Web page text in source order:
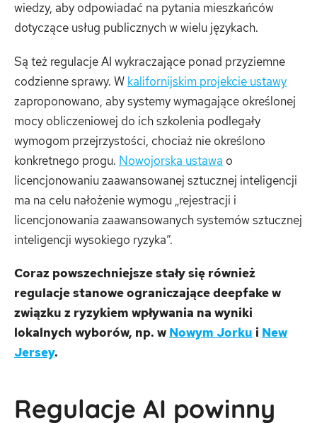
wiedzy, aby odpowiadać na pytania mieszkańców
dotyczące usług publicznych w wielu językach.
Są też regulacje AI wykraczające ponad przyziemne
codzienne sprawy. W kalifornijskim projekcie ustawy
zaproponowano, aby systemy wymagające określonej
mocy obliczeniowej do ich szkolenia podlegały
wymogom przejrzystości, chociaż nie określono
konkretnego progu. Nowojorska ustawa o
licencjonowaniu zaawansowanej sztucznej inteligencji
ma na celu nałożenie wymogu „rejestracji i
licencjonowania zaawansowanych systemów sztucznej
inteligencji wysokiego ryzyka”.
Coraz powszechniejsze stały się również
regulacje stanowe ograniczające deepfake w
związku z ryzykiem wpływania na wyniki
lokalnych wyborów, np. w Nowym Jorku i New
Jersey.
Regulacje AI powinny